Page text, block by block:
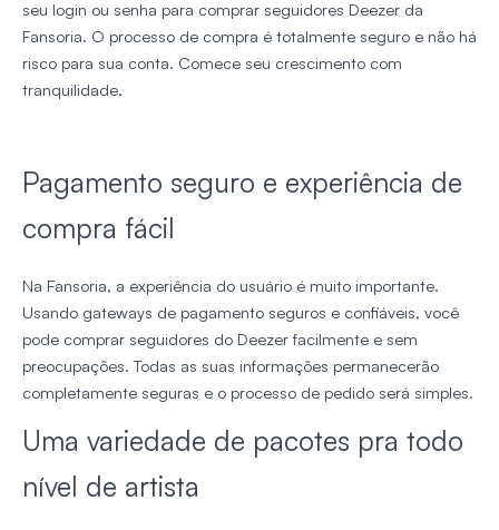
seu login ou senha para comprar seguidores Deezer da
Fansoria. O processo de compra é totalmente seguro e não há
risco para sua conta. Comece seu crescimento com
tranquilidade.
Pagamento seguro e experiência de
compra fácil
Na Fansoria, a experiência do usuário é muito importante.
Usando gateways de pagamento seguros e confiáveis, você
pode comprar seguidores do Deezer facilmente e sem
preocupações. Todas as suas informações permanecerão
completamente seguras e o processo de pedido será simples.
Uma variedade de pacotes pra todo
nível de artista